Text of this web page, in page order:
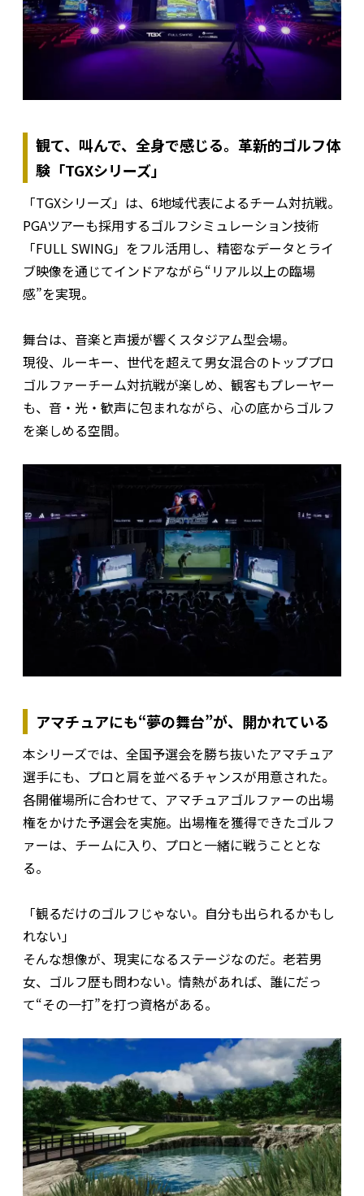
観て、叫んで、全身で感じる。革新的ゴルフ体
験「TGXシリーズ」
「TGXシリーズ」は、6地域代表によるチーム対抗戦。
PGAツアーも採用するゴルフシミュレーション技術
「FULL SWING」をフル活用し、精密なデータとライ
ブ映像を通じてインドアながら“リアル以上の臨場
感”を実現。
舞台は、音楽と声援が響くスタジアム型会場。
現役、ルーキー、世代を超えて男女混合のトッププロ
ゴルファーチーム対抗戦が楽しめ、観客もプレーヤー
も、音・光・歓声に包まれながら、心の底からゴルフ
を楽しめる空間。
アマチュアにも“夢の舞台”が、開かれている
本シリーズでは、全国予選会を勝ち抜いたアマチュア
選手にも、プロと肩を並べるチャンスが用意された。
各開催場所に合わせて、アマチュアゴルファーの出場
権をかけた予選会を実施。出場権を獲得できたゴルフ
ァーは、チームに入り、プロと一緒に戦うこととな
る。
「観るだけのゴルフじゃない。自分も出られるかもし
れない――」
そんな想像が、現実になるステージなのだ。老若男
女、ゴルフ歴も問わない。情熱があれば、誰にだっ
て“その一打”を打つ資格がある。